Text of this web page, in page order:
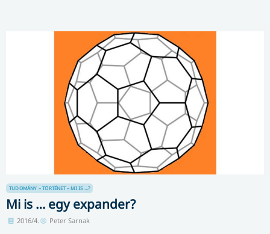
TUDOMÁNY – TÖRTÉNET – MI IS ...?
Mi is … egy expander?
2016/4. Peter Sarnak